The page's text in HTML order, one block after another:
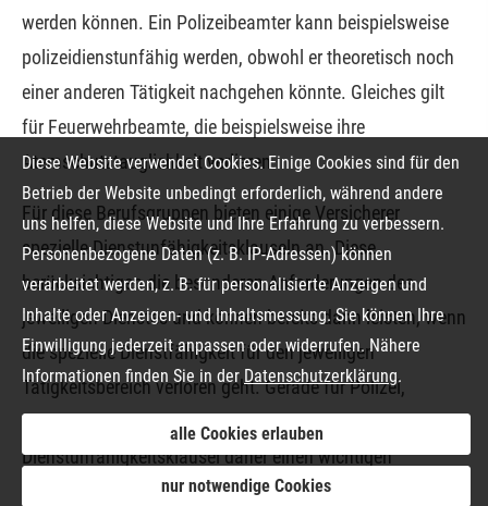
werden können. Ein Polizeibeamter kann beispielsweise
polizeidienstunfähig werden, obwohl er theoretisch noch
einer anderen Tätigkeit nachgehen könnte. Gleiches gilt
für Feuerwehrbeamte, die beispielsweise ihre
Atemschutztauglichkeit verlieren.
Für diese Berufsgruppen bieten einige Versicherer
spezielle Dienstunfähigkeitsklauseln an. Diese
berücksichtigen die besonderen Anforderungen des
jeweiligen Dienstes und können bereits dann leisten, wenn
die spezielle Dienstfähigkeit für den jeweiligen
Tätigkeitsbereich verloren geht. Gerade für Polizei,
Feuerwehr und Justizvollzug stellt die spezielle
Dienstunfähigkeitsklausel daher einen wichtigen
Bestandteil des Versicherungsschutzes dar.
Diese Website verwendet Cookies. Einige Cookies sind für den
Betrieb der Website unbedingt erforderlich, während andere
uns helfen, diese Website und Ihre Erfahrung zu verbessern.
Personenbezogene Daten (z. B. IP-Adressen) können
verarbeitet werden, z. B. für personalisierte Anzeigen und
Inhalte oder Anzeigen- und Inhaltsmessung. Sie können Ihre
Einwilligung jederzeit anpassen oder widerrufen. Nähere
Informationen finden Sie in derDatenschutzerklärung.
alle Cookies erlauben
nur notwendige Cookies